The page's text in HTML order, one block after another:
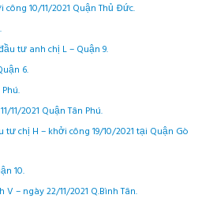
10/11/2021 Quận Thủ Đức.
tư anh chị L – Quận 9.
6.
11/2021 Quận Tân Phú.
chị H – khởi công 19/10/2021 tại Quận Gò
10.
– ngày 22/11/2021 Q.Bình Tân.